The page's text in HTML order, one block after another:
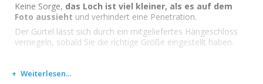
Keine Sorge, das Loch ist viel kleiner, als es auf dem
Foto aussieht und verhindert eine Penetration.
Der Gürtel lässt sich durch ein mitgeliefertes Hängeschloss
verriegeln, sobald Sie die richtige Größe eingestellt haben.
Weiterlesen...